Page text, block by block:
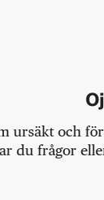
ursäkt och
du frågor